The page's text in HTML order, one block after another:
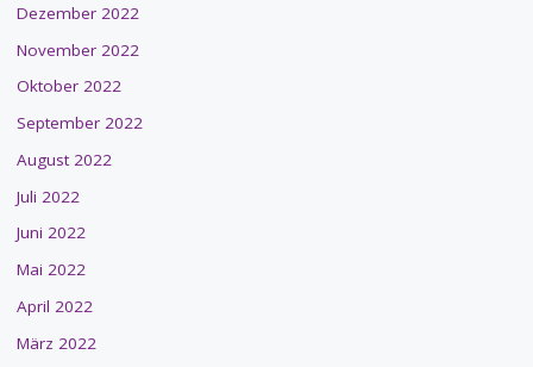
Dezember 2022
November 2022
Oktober 2022
September 2022
August 2022
Juli 2022
Juni 2022
Mai 2022
April 2022
März 2022